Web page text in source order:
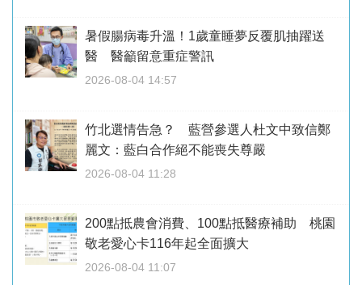
暑假腸病毒升溫！1歲童睡夢反覆肌抽躍送
醫 醫籲留意重症警訊
2026-08-04 14:57
竹北選情告急？ 藍營參選人杜文中致信鄭
麗文：藍白合作絕不能喪失尊嚴
2026-08-04 11:28
200點抵農會消費、100點抵醫療補助 桃園
敬老愛心卡116年起全面擴大
2026-08-04 11:07